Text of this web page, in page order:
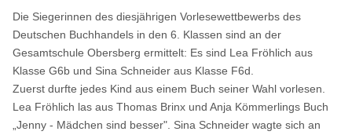
Die Siegerinnen des diesjährigen Vorlesewettbewerbs des
Deutschen Buchhandels in den 6. Klassen sind an der
Gesamtschule Obersberg ermittelt: Es sind Lea Fröhlich aus
Klasse G6b und Sina Schneider aus Klasse F6d.
Zuerst durfte jedes Kind aus einem Buch seiner Wahl vorlesen.
Lea Fröhlich las aus Thomas Brinx und Anja Kömmerlings Buch
„Jenny - Mädchen sind besser". Sina Schneider wagte sich an